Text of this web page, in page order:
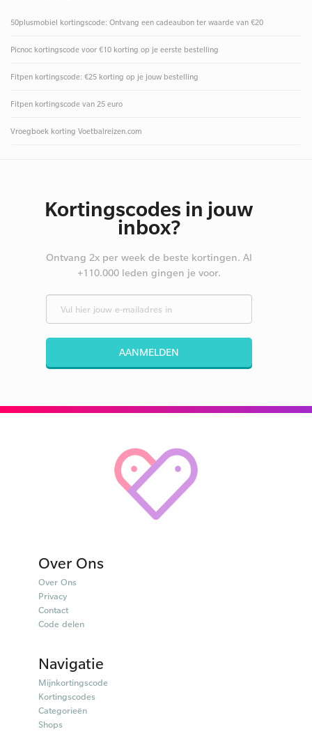
50plusmobiel kortingscode: Ontvang een cadeaubon ter waarde van €20
Picnoc kortingscode voor €10 korting op je eerste bestelling
Fitpen kortingscode: €25 korting op je jouw bestelling
Fitpen kortingscode van 25 euro
Vroegboek korting Voetbalreizen.com
Kortingscodes in jouw
inbox?
Ontvang 2x per week de beste kortingen. Al
+110.000 leden gingen je voor.
AANMELDEN
Over Ons
Over Ons
Privacy
Contact
Code delen
Navigatie
Mijnkortingscode
Kortingscodes
Categorieën
Shops